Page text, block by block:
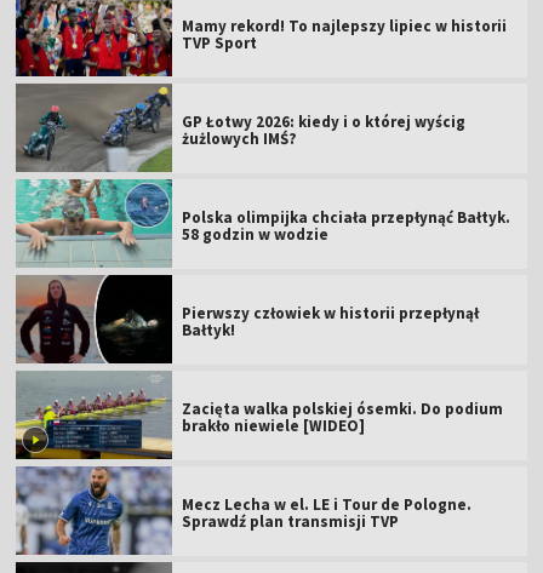
Mamy rekord! To najlepszy lipiec w historii
TVP Sport
GP Łotwy 2026: kiedy i o której wyścig
żużlowych IMŚ?
Polska olimpijka chciała przepłynąć Bałtyk.
58 godzin w wodzie
Pierwszy człowiek w historii przepłynął
Bałtyk!
Zacięta walka polskiej ósemki. Do podium
brakło niewiele [WIDEO]
Mecz Lecha w el. LE i Tour de Pologne.
Sprawdź plan transmisji TVP